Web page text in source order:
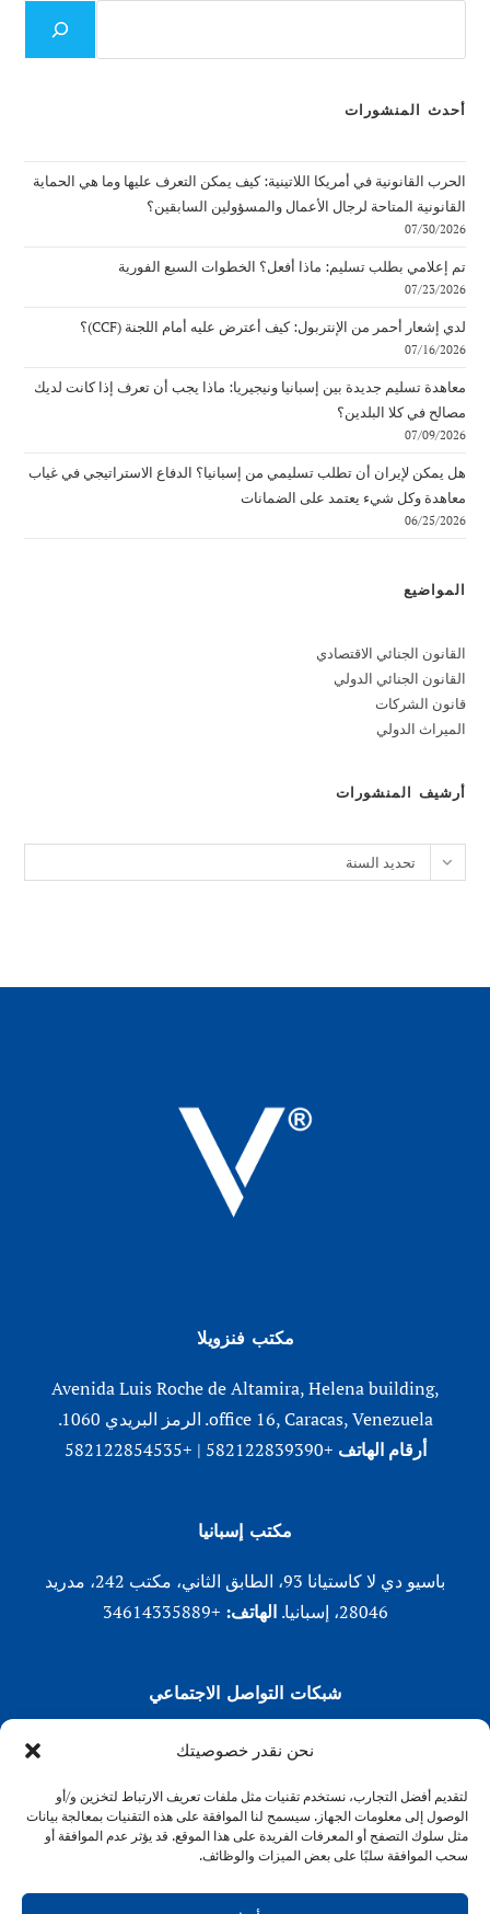
نحن نقدر خصوصيتك
لتقديم أفضل التجارب، نستخدم تقنيات مثل ملفات تعريف الارتباط لتخزين و/أو
الوصول إلى معلومات الجهاز. سيسمح لنا الموافقة على هذه التقنيات بمعالجة بيانات
مثل سلوك التصفح أو المعرفات الفريدة على هذا الموقع. قد يؤثر عدم الموافقة أو
سحب الموافقة سلبًا على بعض الميزات والوظائف.
أحدث المنشورات
الحرب القانونية في أمريكا اللاتينية: كيف يمكن التعرف عليها وما هي الحماية
القانونية المتاحة لرجال الأعمال والمسؤولين السابقين؟
07/30/2026
تم إعلامي بطلب تسليم: ماذا أفعل؟ الخطوات السبع الفورية
07/23/2026
لدي إشعار أحمر من الإنتربول: كيف أعترض عليه أمام اللجنة (CCF)؟
07/16/2026
معاهدة تسليم جديدة بين إسبانيا ونيجيريا: ماذا يجب أن تعرف إذا كانت لديك
مصالح في كلا البلدين؟
07/09/2026
هل يمكن لإيران أن تطلب تسليمي من إسبانيا؟ الدفاع الاستراتيجي في غياب
معاهدة وكل شيء يعتمد على الضمانات
06/25/2026
المواضيع
القانون الجنائي الاقتصادي
القانون الجنائي الدولي
قانون الشركات
الميراث الدولي
أرشيف المنشورات
الأرشيف تحديد السنة
مكتب فنزويلا
Avenida Luis Roche de Altamira, Helena building,
office 16, Caracas, Venezuela. الرمز البريدي 1060.
أرقام الهاتف +582122839390 | +582122854535
مكتب إسبانيا
باسيو دي لا كاستيانا 93، الطابق الثاني، مكتب 242، مدريد
28046، إسبانيا.
الهاتف: +34614335889
شبكات التواصل الاجتماعي
لينكد إن
انستقرام
فيسبوك